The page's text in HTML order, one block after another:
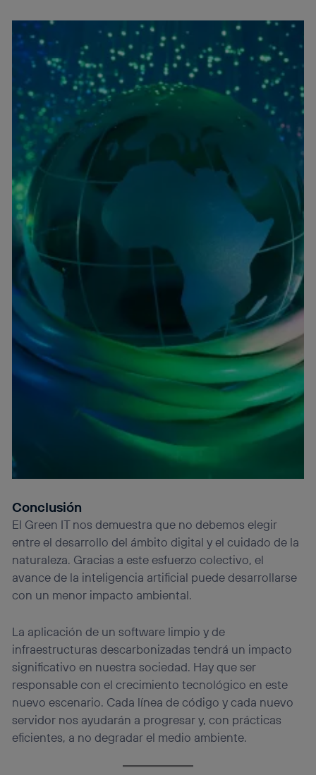
Conclusión
El Green IT nos demuestra que no debemos elegir
entre el desarrollo del ámbito digital y el cuidado de la
naturaleza. Gracias a este esfuerzo colectivo, el
avance de la inteligencia artificial puede desarrollarse
con un menor impacto ambiental.
La aplicación de un software limpio y de
infraestructuras descarbonizadas tendrá un impacto
significativo en nuestra sociedad. Hay que ser
responsable con el crecimiento tecnológico en este
nuevo escenario. Cada línea de código y cada nuevo
servidor nos ayudarán a progresar y, con prácticas
eficientes, a no degradar el medio ambiente.